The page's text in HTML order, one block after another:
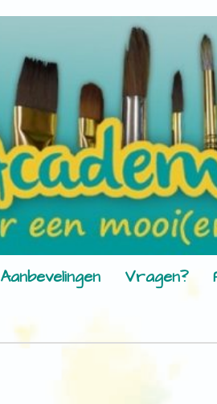
Aanbevelingen Vragen?